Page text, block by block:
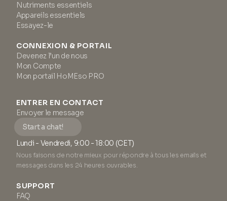
Nutriments essentiels
Appareils essentiels
Essayez-le
CONNEXION & PORTAIL
Devenez l’un de nous
Mon Compte
Mon portail HoMEso PRO
ENTRER EN CONTACT
Envoyer le message
Start a chat!
Lundi - Vendredi, 9:00 - 18:00 (CET)
Nous faisons de notre mieux pour répondre à tous les emails et
messages dans les 24 heures ouvrables.
SUPPORT
FAQ